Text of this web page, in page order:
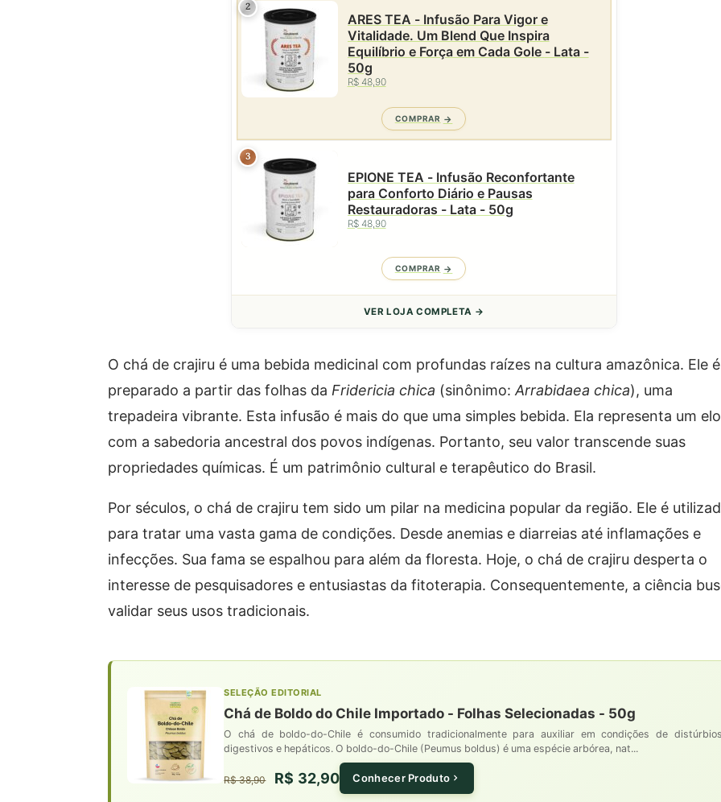
2
ARES TEA - Infusão Para Vigor e
Vitalidade. Um Blend Que Inspira
Equilíbrio e Força em Cada Gole - Lata -
50g
R$ 48,90
COMPRAR
3
EPIONE TEA - Infusão Reconfortante
para Conforto Diário e Pausas
Restauradoras - Lata - 50g
R$ 48,90
COMPRAR
VER LOJA COMPLETA →
O chá de crajiru é uma bebida medicinal com profundas raízes na cultura amazônica. Ele é
preparado a partir das folhas da Fridericia chica (sinônimo:Arrabidaea chica), uma
trepadeira vibrante. Esta infusão é mais do que uma simples bebida. Ela representa um elo
com a sabedoria ancestral dos povos indígenas. Portanto, seu valor transcende suas
propriedades químicas. É um patrimônio cultural e terapêutico do Brasil.
Por séculos, o chá de crajiru tem sido um pilar na medicina popular da região. Ele é
para tratar uma vasta gama de condições. Desde anemias e diarreias até inflamações e
infecções. Sua fama se espalhou para além da floresta. Hoje, o chá de crajiru desperta o
interesse de pesquisadores e entusiastas da fitoterapia. Consequentemente, a ciência
validar seus usos tradicionais.
SELEÇÃO EDITORIAL
Chá de Boldo do Chile Importado - Folhas Selecionadas - 50g
O chá de boldo-do-Chile é consumido tradicionalmente para auxiliar em condições de distúrbios
digestivos e hepáticos. O boldo-do-Chile (Peumus boldus) é uma espécie arbórea, nat...
R$ 38,90 R$ 32,90 Conhecer Produto